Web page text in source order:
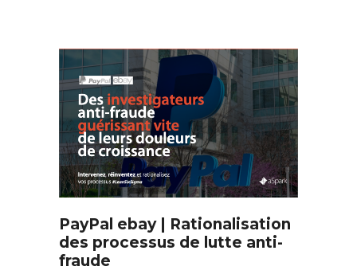
PayPal ebay | Rationalisation
des processus de lutte anti-
fraude